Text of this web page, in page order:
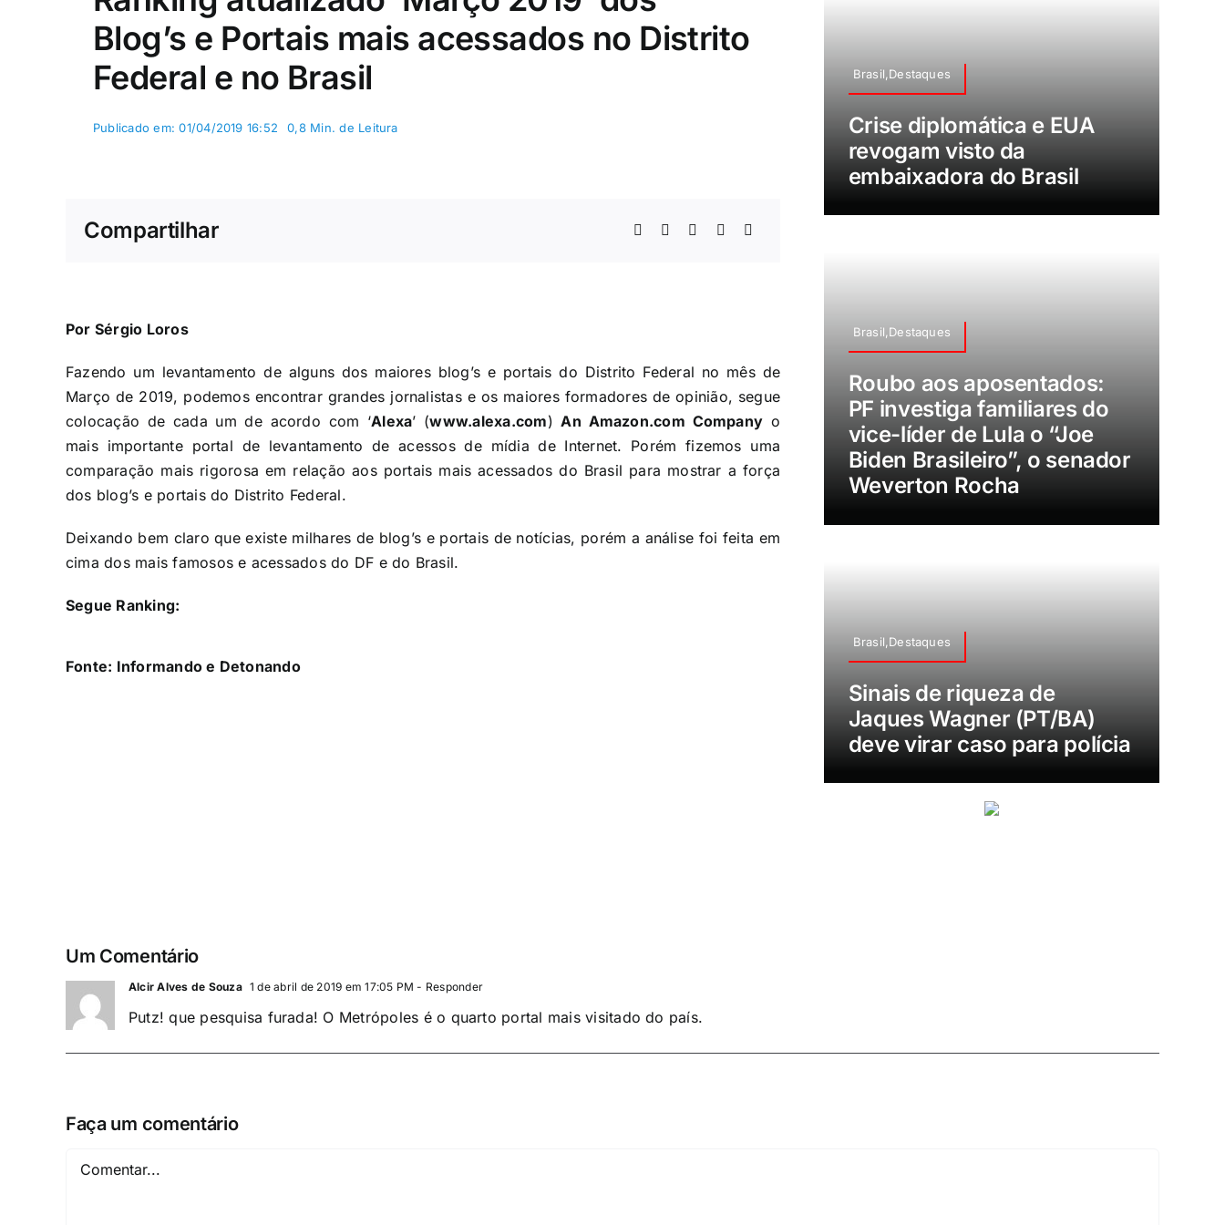
Blog’s e Portais mais acessados no Distrito
Federal e no Brasil
Publicado em: 01/04/2019 16:52 0,8 Min. de Leitura
Compartilhar
Por Sérgio Loros
Fazendo um levantamento de alguns dos maiores blog’s e portais do Distrito Federal no mês de
Março de 2019, podemos encontrar grandes jornalistas e os maiores formadores de opinião, segue
colocação de cada um de acordo com ‘Alexa’ (www.alexa.com)An Amazon.com Company o
mais importante portal de levantamento de acessos de mídia de Internet. Porém fizemos uma
comparação mais rigorosa em relação aos portais mais acessados do Brasil para mostrar a força
dos blog’s e portais do Distrito Federal.
Deixando bem claro que existe milhares de blog’s e portais de notícias, porém a análise foi feita em
cima dos mais famosos e acessados do DF e do Brasil.
Segue Ranking:
Fonte: Informando e Detonando
Brasil,Destaques
Crise diplomática e EUA
revogam visto da
embaixadora do Brasil
Brasil,Destaques
Roubo aos aposentados:
PF investiga familiares do
vice-líder de Lula o “Joe
Biden Brasileiro”, o senador
Weverton Rocha
Brasil,Destaques
Sinais de riqueza de
Jaques Wagner (PT/BA)
deve virar caso para polícia
Um Comentário
Alcir Alves de Souza 1 de abril de 2019 em 17:05 PM - Responder
Putz! que pesquisa furada! O Metrópoles é o quarto portal mais visitado do país.
Faça um comentário
Comentar